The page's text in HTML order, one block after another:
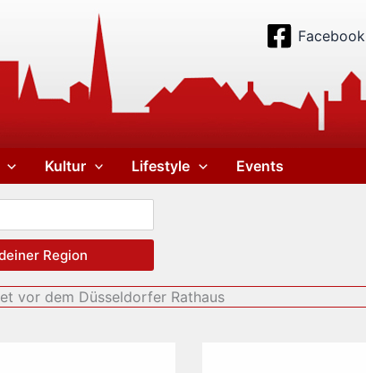
Facebook
Kultur Lifestyle Events
Region
vor dem Düsseldorfer Rathaus